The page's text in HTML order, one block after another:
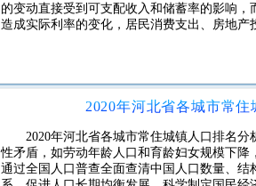
的变动直接受到可支配收入和储蓄率的影响
造成实际利率的变化，居民消费支出、房地
2020年河北省各城市常
2020年河北省各城市常住城镇人口排名
性矛盾，如劳动年龄人口和育龄妇女规模下降
通过全国人口普查全面查清中国人口数量、